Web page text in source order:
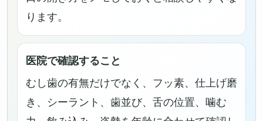
ります。
医院で確認すること
むし歯の有無だけでなく、フッ素、仕上げ磨
き、シーラント、歯並び、舌の位置、噛む